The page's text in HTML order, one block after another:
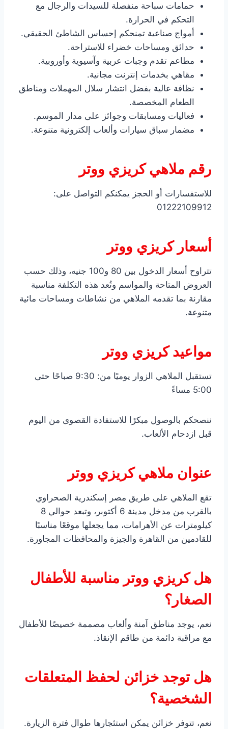
حمامات سباحة منفصلة للسيدات والرجال مع
التحكم في الحرارة.
أمواج صناعية تمنحكم إحساس الشاطئ الحقيقي.
حدائق ومساحات خضراء للاستراحة.
مطاعم تقدم وجبات عربية وآسيوية وأوروبية.
مقاهي بخدمات إنترنت مجانية.
نظافة عالية بفضل انتشار سلال المهملات ومناطق
الطعام المخصصة.
فعاليات ومسابقات وجوائز على مدار الموسم.
مضمار سباق سيارات وألعاب إلكترونية متنوعة.
رقم ملاهي كريزي ووتر
للاستفسارات أو الحجز يمكنكم التواصل على:
01222109912
أسعار كريزي ووتر
تتراوح أسعار الدخول بين 80 و100 جنيه، وذلك حسب
العروض المتاحة والمواسم وتُعد هذه التكلفة مناسبة
مقارنة بما تقدمه الملاهي من نشاطات ومساحات مائية
متنوعة.
مواعيد كريزي ووتر
تستقبل الملاهي الزوار يوميًا من: 9:30 صباحًا حتى
5:00 مساءً
ننصحكم بالوصول مبكرًا للاستفادة القصوى من اليوم
قبل ازدحام الألعاب.
عنوان ملاهي كريزي ووتر
تقع الملاهي على طريق مصر إسكندرية الصحراوي
بالقرب من مدخل مدينة 6 أكتوبر، وتبعد حوالي 8
كيلومترات عن الأهرامات، مما يجعلها موقعًا مناسبًا
للقادمين من القاهرة والجيزة والمحافظات المجاورة.
هل كريزي ووتر مناسبة للأطفال
الصغار؟
نعم، يوجد مناطق آمنة وألعاب مصممة خصيصًا للأطفال
مع مراقبة دائمة من طاقم الإنقاذ.
هل توجد خزائن لحفظ المتعلقات
الشخصية؟
نعم، تتوفر خزائن يمكن استئجارها طوال فترة الزيارة.